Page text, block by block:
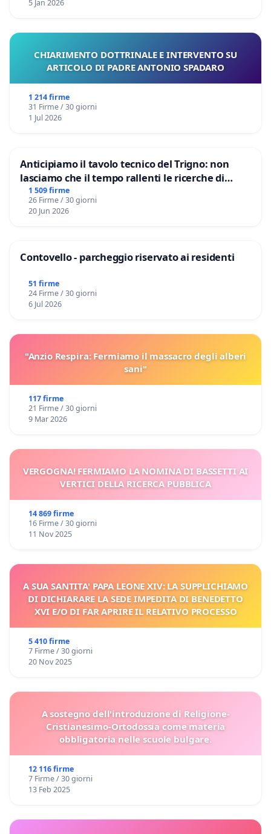
5 Jan 2026
CHIARIMENTO DOTTRINALE E INTERVENTO SU
ARTICOLO DI PADRE ANTONIO SPADARO
1 214 firme
31 Firme / 30 giorni
1 Jul 2026
Anticipiamo il tavolo tecnico del Trigno: non
lasciamo che il tempo rallenti le ricerche di
Domenico Racanati
1 509 firme
26 Firme / 30 giorni
20 Jun 2026
Contovello - parcheggio riservato ai residenti
51 firme
24 Firme / 30 giorni
6 Jul 2026
"Anzio Respira: Fermiamo il massacro degli alberi
sani"
117 firme
21 Firme / 30 giorni
9 Mar 2026
VERGOGNA! FERMIAMO LA NOMINA DI BASSETTI AI
VERTICI DELLA RICERCA PUBBLICA
14 869 firme
16 Firme / 30 giorni
11 Nov 2025
A SUA SANTITA' PAPA LEONE XIV: LA SUPPLICHIAMO
DI DICHIARARE LA SEDE IMPEDITA DI BENEDETTO
XVI E/O DI FAR APRIRE IL RELATIVO PROCESSO
5 410 firme
7 Firme / 30 giorni
20 Nov 2025
A sostegno dell'introduzione di Religione-
Cristianesimo-Ortodossia come materia
obbligatoria nelle scuole bulgare.
12 116 firme
7 Firme / 30 giorni
13 Feb 2025